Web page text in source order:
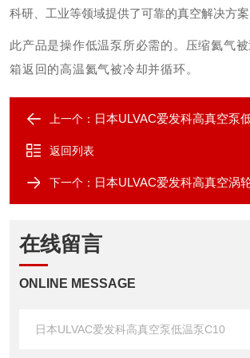
科研、工业等领域提供了可靠的真空解决方案
此产品是操作低温泵所必需的。 压缩氦气
箱返回的高温氦气被冷却并循环。
上一个： 日本ULVAC爱发科高真空泵低
返回列表
下一个： 日本ULVAC爱发科高真空涡轮
在线留言
ONLINE MESSAGE